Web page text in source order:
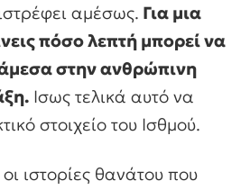
αμέσως. Για μια
πόσο λεπτή μπορεί να
στην ανθρώπινη
Ισως τελικά αυτό να
στοιχείο του Ισθμού.
ιστορίες θανάτου που